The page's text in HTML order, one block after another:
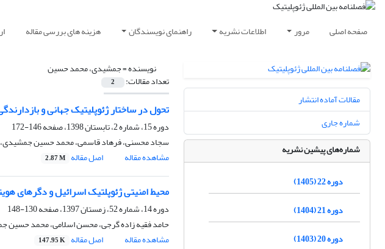
صفحه اصلی مرور اطلاعات نشریه راهنمای نویسندگان هزینه های بررسی مقاله
نویسنده =جمشیدی، محمد حسین
تعداد مقالات: 2
تحول در ساختار ژئوپلیتیک جهانی و
دوره 15، شماره 2، تابستان 1398، صفحه
146-172
سجاد محسنی، فرهاد قاسمی، محمد حسین جمشیدی،
مشاهده مقاله
اصل مقاله 2.87 M
محیط امنیتی ژئوپلتیک اسرائیل و دگرهای
دوره 14، شماره 52، زمستان 1397، صفحه
130-148
حامد فقیه زاده گرجی، محسن اسلامی، محمد حسین
مشاهده مقاله
اصل مقاله 147.95 K
مقالات آماده انتشار
شماره جاری
شماره‌های پیشین نشریه
دوره 22 (1405)
دوره 21 (1404)
دوره 20 (1403)